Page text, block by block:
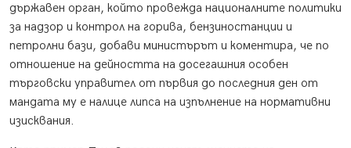
държавен орган, който провежда националните политики
за надзор и контрол на горива, бензиностанции и
петролни бази, добави министърът и коментира, че по
отношение на дейността на досегашния особен
търговски управител от първия до последния ден от
мандата му е налице липса на изпълнение на нормативни
изисквания.